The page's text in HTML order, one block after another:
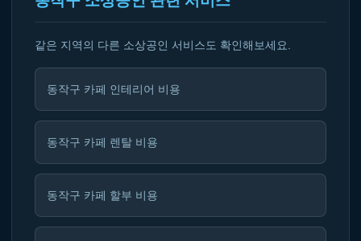
같은 지역의 다른 소상공인 서비스도 확인해보세요.
동작구 카페 인테리어 비용
동작구 카페 렌탈 비용
동작구 카페 할부 비용